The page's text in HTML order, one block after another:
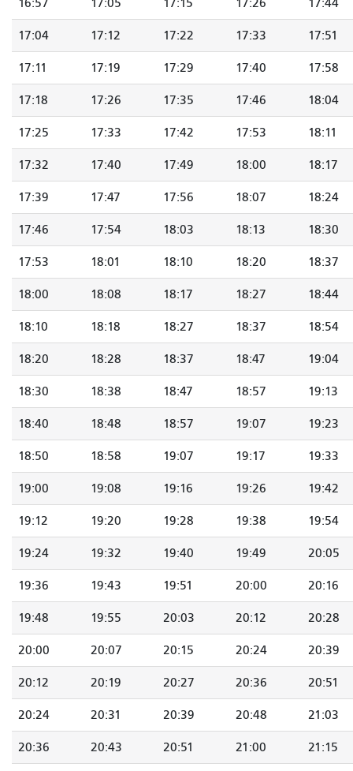
16:57 17:05 17:15 17:26 17:44
17:04 17:12 17:22 17:33 17:51
17:11 17:19 17:29 17:40 17:58
17:18 17:26 17:35 17:46 18:04
17:25 17:33 17:42 17:53 18:11
17:32 17:40 17:49 18:00 18:17
17:39 17:47 17:56 18:07 18:24
17:46 17:54 18:03 18:13 18:30
17:53 18:01 18:10 18:20 18:37
18:00 18:08 18:17 18:27 18:44
18:10 18:18 18:27 18:37 18:54
18:20 18:28 18:37 18:47 19:04
18:30 18:38 18:47 18:57 19:13
18:40 18:48 18:57 19:07 19:23
18:50 18:58 19:07 19:17 19:33
19:00 19:08 19:16 19:26 19:42
19:12 19:20 19:28 19:38 19:54
19:24 19:32 19:40 19:49 20:05
19:36 19:43 19:51 20:00 20:16
19:48 19:55 20:03 20:12 20:28
20:00 20:07 20:15 20:24 20:39
20:12 20:19 20:27 20:36 20:51
20:24 20:31 20:39 20:48 21:03
20:36 20:43 20:51 21:00 21:15